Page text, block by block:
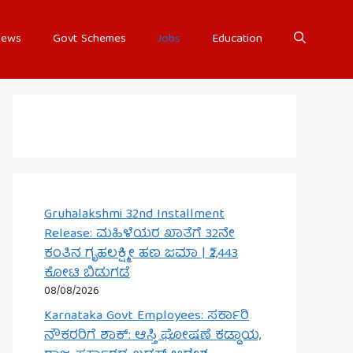
Govt Schemes Jobs Education
Gruhalakshmi 32nd Installment
Release: ಮಹಿಳೆಯರ ಖಾತೆಗೆ 32ನೇ
ಕಂತಿನ ಗೃಹಲಕ್ಷ್ಮೀ ಹಣ ಜಮಾ | ₹2,443
ಕೋಟಿ ಬಿಡುಗಡೆ
08/08/2026
Karnataka Govt Employees: ಸರ್ಕಾರಿ
ನೌಕರರಿಗೆ ಶಾಕ್: ಆಸ್ತಿ ಘೋಷಣೆ ಕಡ್ಡಾಯ,